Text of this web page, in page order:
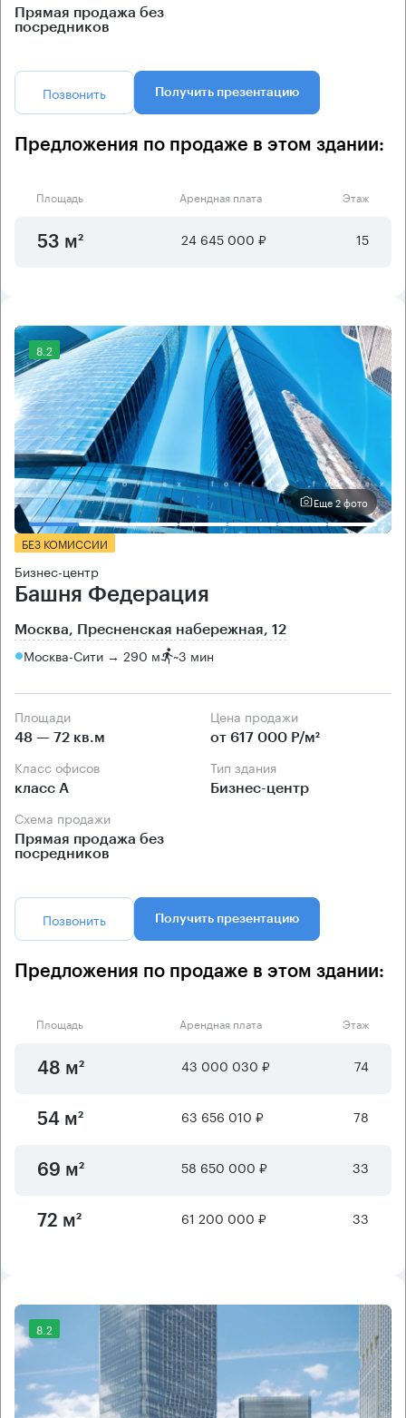
Прямая продажа без
посредников
Позвонить Получить презентацию
Предложения по продаже в этом здании:
Площадь Арендная плата Этаж
53 м² 24 645 000 ₽ 15
8.2
Еще 2 фото
БЕЗ КОМИССИИ
Бизнес-центр
Башня Федерация
Москва, Пресненская набережная, 12
Москва-Сити → 290 м ~3 мин
Площади
48 — 72 кв.м
Цена продажи
от 617 000 Р/м²
Класс офисов
класс А
Тип здания
Бизнес-центр
Схема продажи
Прямая продажа без
посредников
Позвонить Получить презентацию
Предложения по продаже в этом здании:
Площадь Арендная плата Этаж
48 м² 43 000 030 ₽ 74
54 м² 63 656 010 ₽ 78
69 м² 58 650 000 ₽ 33
72 м² 61 200 000 ₽ 33
8.2